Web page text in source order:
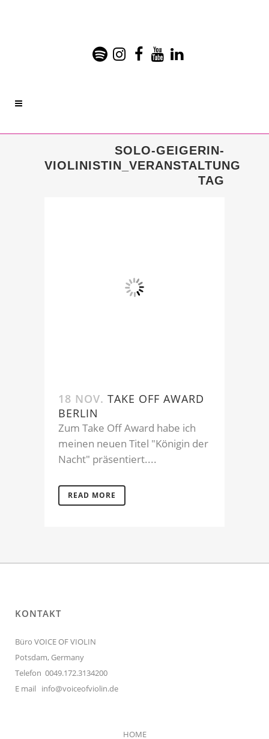
SOLO-GEIGERIN-
VIOLINISTIN_VERANSTALTUNG
TAG
18 NOV. TAKE OFF AWARD
BERLIN
Zum Take Off Award habe ich
meinen neuen Titel "Königin der
Nacht" präsentiert....
READ MORE
KONTAKT
Büro VOICE OF VIOLIN
Potsdam, Germany
Telefon 0049.172.3134200
E mail info@voiceofviolin.de
HOME